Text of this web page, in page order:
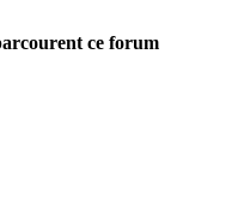
ce forum